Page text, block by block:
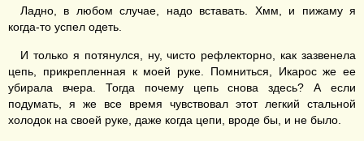
Ладно, в любом случае, надо вставать. Хмм, и пижаму я
когда-то успел одеть.
И только я потянулся, ну, чисто рефлекторно, как зазвенела
цепь, прикрепленная к моей руке. Помниться, Икарос же ее
убирала вчера. Тогда почему цепь снова здесь? А если
подумать, я же все время чувствовал этот легкий стальной
холодок на своей руке, даже когда цепи, вроде бы, и не было.